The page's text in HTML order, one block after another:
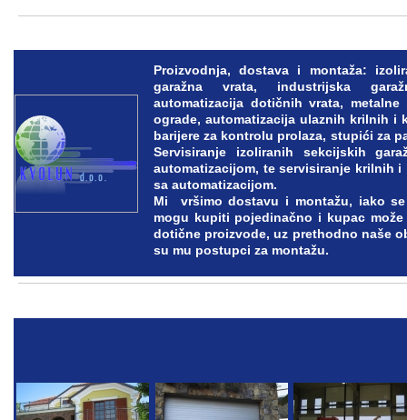
Proizvodnja, dostava i montaža:
garažna vrata, industrijska
automatizacija dotičnih vrata,
ograde, automatizacija ulaznih krilnih i
barijere za kontrolu prolaza, stupići za
Servisiranje izoliranih sekcijskih
automatizacijom, te servisiranje krilnih i
sa automatizacijom.
Mi vršimo dostavu i montažu, iako
mogu kupiti pojedinačno i kupac može
dotične proizvode, uz prethodno naše
su mu postupci za montažu.